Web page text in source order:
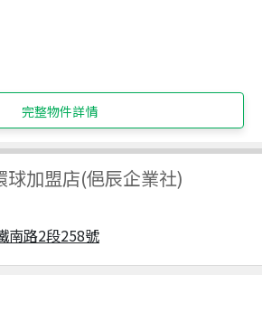
完整物件詳情
球加盟店(俋辰企業社)
南路2段258號